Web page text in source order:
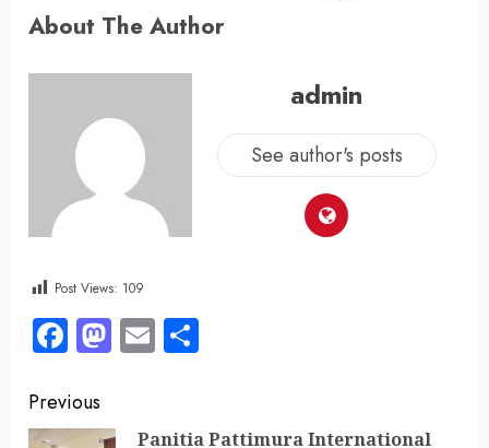
About The Author
admin
See author's posts
Post Views: 109
Facebook
Mastodon
Email
Previous
Panitia Pattimura International